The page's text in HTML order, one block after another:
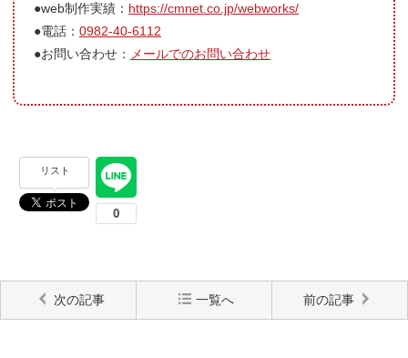
●web制作実績： https://cmnet.co.jp/webworks/
●電話： 0982-40-6112
●お問い合わせ：
メールでのお問い合わせ
リスト
次の記事 一覧へ 前の記事